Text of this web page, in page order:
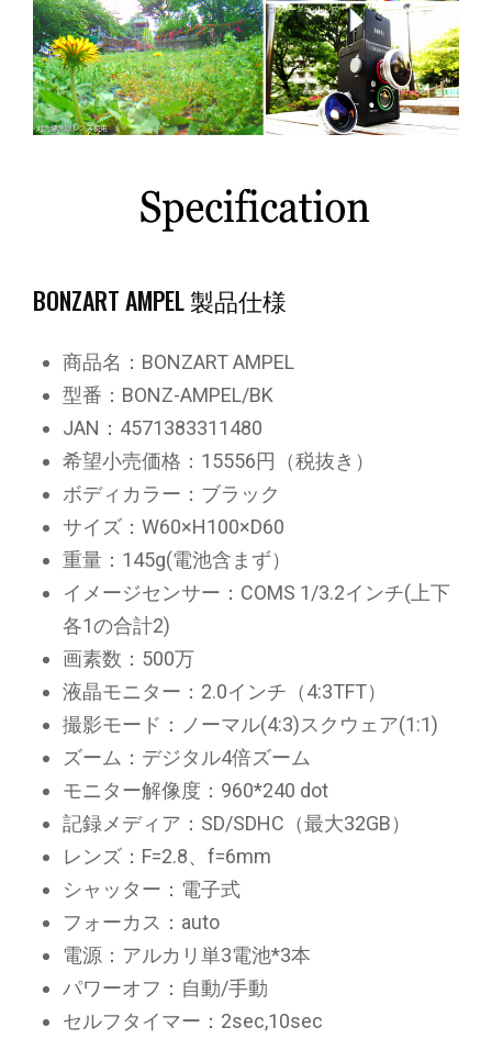
BONZART AMPEL 製品仕様
商品名：BONZART AMPEL
型番：BONZ-AMPEL/BK
JAN：4571383311480
希望小売価格：15556円（税抜き）
ボディカラー：ブラック
サイズ：W60×H100×D60
重量：145g(電池含まず）
イメージセンサー：COMS 1/3.2インチ(上下
各1の合計2)
画素数：500万
液晶モニター：2.0インチ（4:3TFT）
撮影モード：ノーマル(4:3)スクウェア(1:1)
ズーム：デジタル4倍ズーム
モニター解像度：960*240 dot
記録メディア：SD/SDHC（最大32GB）
レンズ：F=2.8、f=6mm
シャッター：電子式
フォーカス：auto
電源：アルカリ単3電池*3本
パワーオフ：自動/手動
セルフタイマー：2sec,10sec